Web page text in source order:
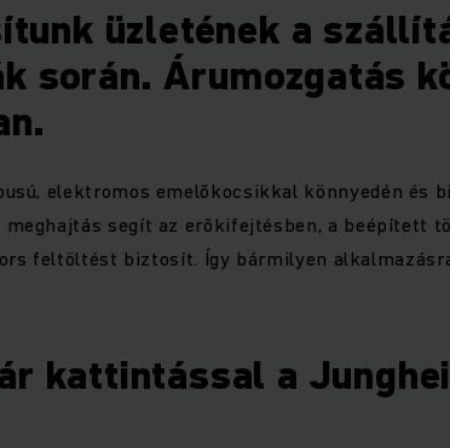
üzletének a
során. Árumozgatás
elektromos emelőkocsikkal könnyedén és
meghajtás segít az erőkifejtésben, a beépített
feltöltést biztosít. Így bármilyen
kattintással a